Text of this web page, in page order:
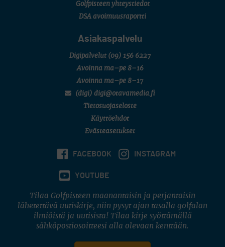
Golfpisteen yhteystiedot
DSA avoimuusraportti
Asiakaspalvelu
Digipalvelut (09) 156 6227
Avoinna ma–pe 8–16
Avoinna ma–pe 8–17
(digi) digi@otavamedia.fi
Tietosuojaseloste
Käyttöehdot
Evästeasetukset
FACEBOOK INSTAGRAM
YOUTUBE
Tilaa Golfpisteen maanantaisin ja perjantaisin
lähetettävä uutiskirje, niin pysyt ajan tasalla golfalan
ilmiöistä ja uutisista! Tilaa kirje syöttämällä
sähköpostiosoitteesi alla olevaan kenttään.